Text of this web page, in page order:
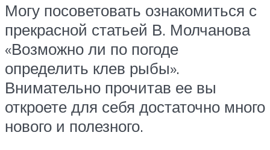
Могу посоветовать ознакомиться с
прекрасной статьей В. Молчанова
«Возможно ли по погоде
определить клев рыбы».
Внимательно прочитав ее вы
откроете для себя достаточно много
нового и полезного.